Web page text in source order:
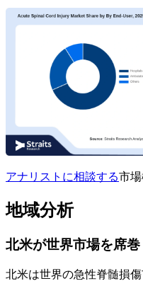
アナリストに相談する市
地域分析
北米が世界市場を席巻
北米は世界の急性脊髄損